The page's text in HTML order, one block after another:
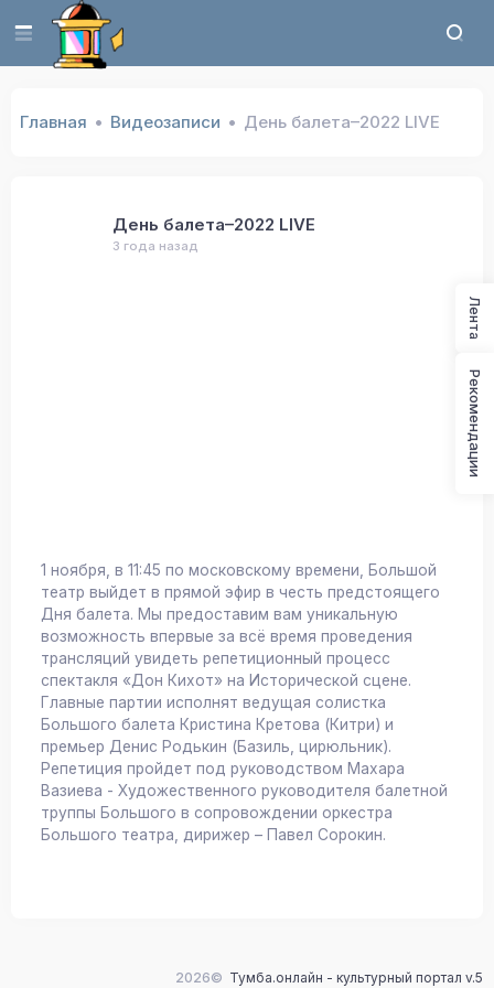
Главная Видеозаписи День балета–2022 LIVE
День балета–2022 LIVE
3 года назад
1 ноября, в 11:45 по московскому времени, Большой
театр выйдет в прямой эфир в честь предстоящего
Дня балета. Мы предоставим вам уникальную
возможность впервые за всё время проведения
трансляций увидеть репетиционный процесс
спектакля «Дон Кихот» на Исторической сцене.
Главные партии исполнят ведущая солистка
Большого балета Кристина Кретова (Китри) и
премьер Денис Родькин (Базиль, цирюльник).
Репетиция пройдет под руководством Махара
Вазиева - Художественного руководителя балетной
труппы Большого в сопровождении оркестра
Большого театра, дирижер – Павел Сорокин.
2026© Тумба.онлайн - культурный портал v.5
Лента
Рекомендации